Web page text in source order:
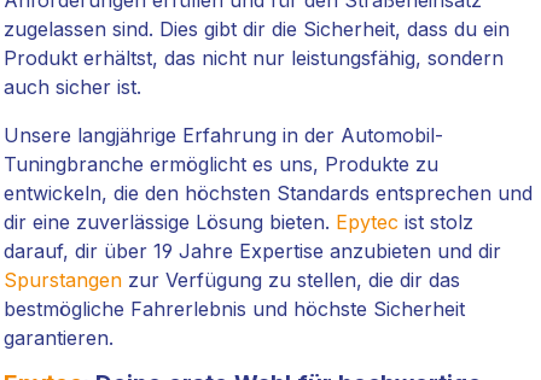
zugelassen sind. Dies gibt dir die Sicherheit, dass du ein
Produkt erhältst, das nicht nur leistungsfähig, sondern
auch sicher ist.
Unsere langjährige Erfahrung in der Automobil-
Tuningbranche ermöglicht es uns, Produkte zu
entwickeln, die den höchsten Standards entsprechen und
dir eine zuverlässige Lösung bieten. Epytec ist stolz
darauf, dir über 19 Jahre Expertise anzubieten und dir
Spurstangenzur Verfügung zu stellen, die dir das
bestmögliche Fahrerlebnis und höchste Sicherheit
garantieren.